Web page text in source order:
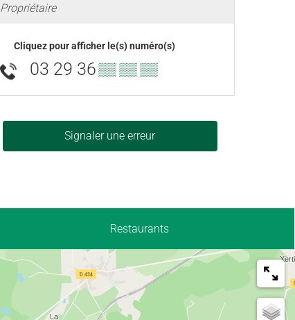
Propriétaire
Cliquez pour afficher le(s) numéro(s)
03 29 36▒▒ ▒▒ ▒▒
Signaler une erreur
Restaurants